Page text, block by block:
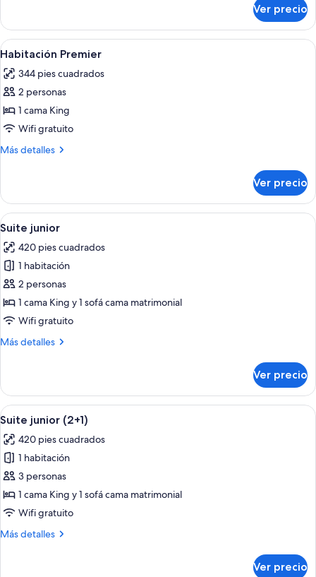
el
Abrazo
(2+1)
Ver precio
Abrir
todas
las
fotos
de
Habitación
Premier
Una habitación de hotel con una
13
Habitación Premier
344 pies cuadrados
2 personas
1 cama King
Wifi gratuito
Más detalles
Más
Premier
Ver precio
Abrir
todas
las
fotos
de
Suite
junior
Habitación de hotel con una cama
10
Suite junior
420 pies cuadrados
1 habitación
2 personas
1 cama King y 1 sofá cama matrimonial
Wifi gratuito
Más detalles
Más
junior
Ver precio
Abrir
todas
las
fotos
de
Suite
junior
Habitación de hotel con una cama
10
Suite junior (2+1)
420 pies cuadrados
1 habitación
3 personas
1 cama King y 1 sofá cama matrimonial
Wifi gratuito
Más detalles
Más
Ver precio